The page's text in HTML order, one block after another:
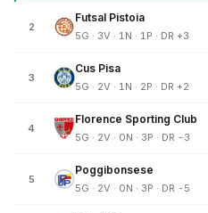
2
Futsal Pistoia
5G · 3V · 1N · 1P · DR +3
3
Cus Pisa
5G · 2V · 1N · 2P · DR +2
4
Florence Sporting Club
5G · 2V · 0N · 3P · DR -3
5
Poggibonsese
5G · 2V · 0N · 3P · DR -5